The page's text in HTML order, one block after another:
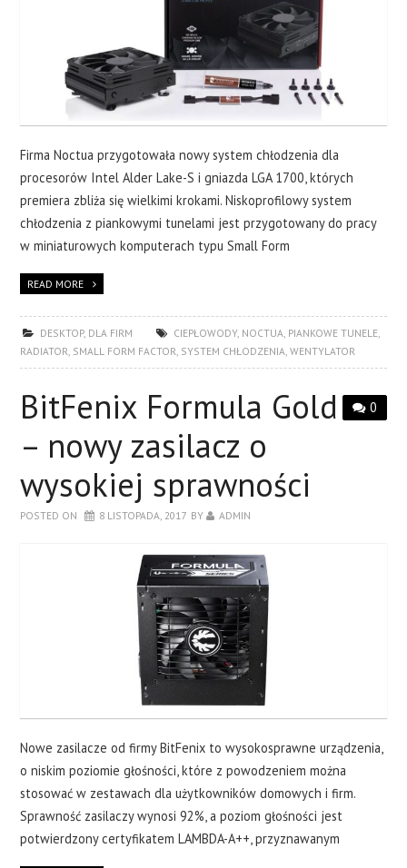
Firma Noctua przygotowała nowy system chłodzenia dla
procesorów Intel Alder Lake-S i gniazda LGA 1700, których
premiera zbliża się wielkimi krokami. Niskoprofilowy system
chłodzenia z piankowymi tunelami jest przygotowany do pracy
w miniaturowych komputerach typu Small Form
READ MORE
DESKTOP, DLA FIRM CIEPŁOWODY, NOCTUA, PIANKOWE TUNELE,
RADIATOR, SMALL FORM FACTOR, SYSTEM CHŁODZENIA,WENTYLATOR
0
BitFenix Formula Gold
– nowy zasilacz o
wysokiej sprawności
POSTED ON 8 LISTOPADA, 2017 BY ADMIN
Nowe zasilacze od firmy BitFenix to wysokosprawne urządzenia,
o niskim poziomie głośności, które z powodzeniem można
stosować w zestawach dla użytkowników domowych i firm.
Sprawność zasilaczy wynosi 92%, a poziom głośności jest
potwierdzony certyfikatem LAMBDA-A++, przyznawanym